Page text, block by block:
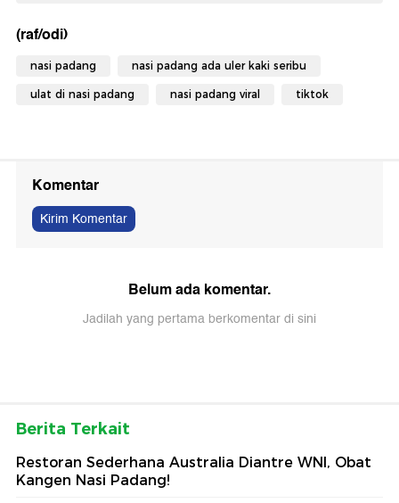
(raf/odi)
nasi padang nasi padang ada uler kaki seribu
ulat di nasi padang nasi padang viral tiktok
Komentar
Kirim Komentar
Belum ada komentar.
Jadilah yang pertama berkomentar di sini
Berita Terkait
Restoran Sederhana Australia Diantre WNI, Obat
Kangen Nasi Padang!